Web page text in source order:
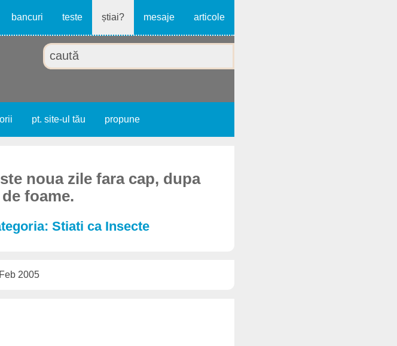
bancuri teste știai? mesaje articole
pt. site-ul tău propune
noua zile fara cap, dupa
foame.
Stiati ca Insecte
2005